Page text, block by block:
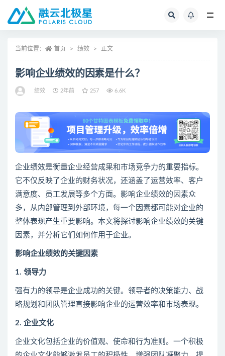
当前位置： 首页 绩效 正文
影响企业绩效的因素是什么？
绩效 2年前 257 6.6K
企业绩效是衡量企业经营成果和市场竞争力的重要指标。
它不仅反映了企业的财务状况，还涵盖了运营效率、客户
满意度、员工发展等多个方面。影响企业绩效的因素众
多，从内部管理到外部环境，每一个因素都可能对企业的
整体表现产生重要影响。本文将探讨影响企业绩效的关键
因素，并分析它们如何作用于企业。
影响企业绩效的关键因素
1. 领导力
强有力的领导是企业成功的关键。领导者的决策能力、战
略规划和团队管理直接影响企业的运营效率和市场表现。
2. 企业文化
企业文化包括企业的价值观、使命和行为准则。一个积极